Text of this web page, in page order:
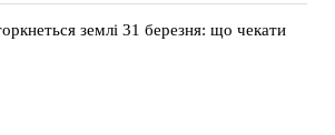
землі 31 березня: що чекати